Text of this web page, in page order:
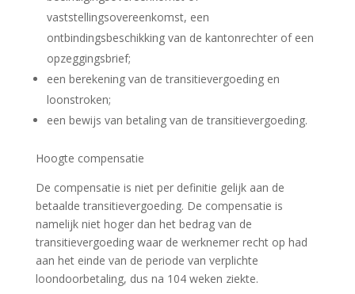
vaststellingsovereenkomst, een
ontbindingsbeschikking van de kantonrechter of een
opzeggingsbrief;
een berekening van de transitievergoeding en
loonstroken;
een bewijs van betaling van de transitievergoeding.
Hoogte compensatie
De compensatie is niet per definitie gelijk aan de
betaalde transitievergoeding. De compensatie is
namelijk niet hoger dan het bedrag van de
transitievergoeding waar de werknemer recht op had
aan het einde van de periode van verplichte
loondoorbetaling, dus na 104 weken ziekte.